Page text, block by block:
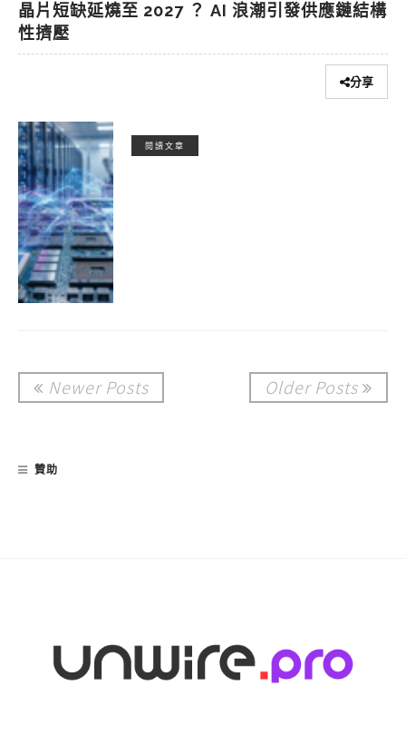
晶片短缺延燒至 2027 ？ AI 浪潮引發供應鏈結構
性擠壓
分享
閱讀文章
Older Posts
Newer Posts
贊助